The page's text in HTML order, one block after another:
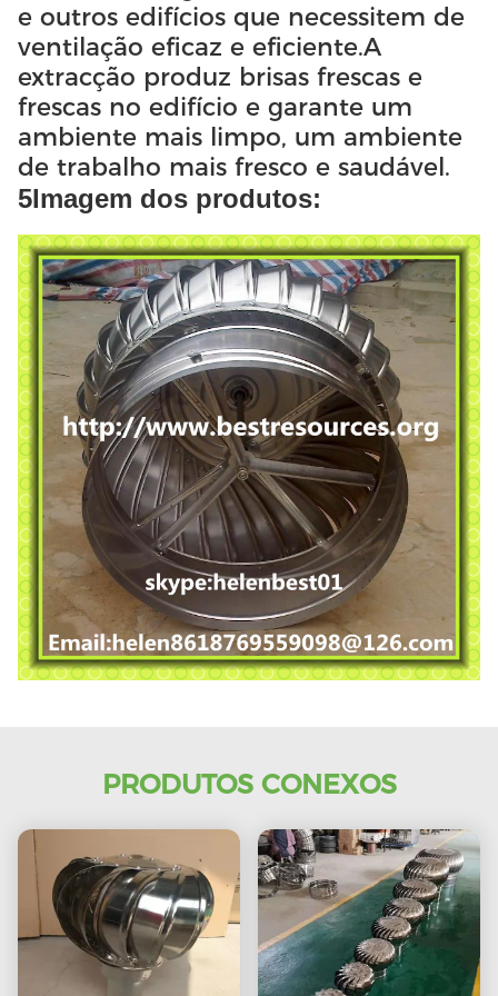
e outros edifícios que necessitem de
ventilação eficaz e eficiente.A
extracção produz brisas frescas e
frescas no edifício e garante um
ambiente mais limpo, um ambiente
de trabalho mais fresco e saudável.
5Imagem dos produtos:
PRODUTOS CONEXOS